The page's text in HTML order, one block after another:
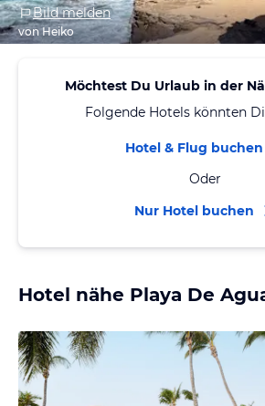
Bild melden
von Heiko
Möchtest Du Urlaub in der
Folgende Hotels könnten
Hotel & Flug buchen
Oder
Nur Hotel buchen
Hotel nähe Playa De